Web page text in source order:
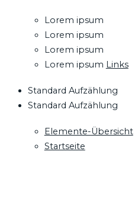
Lorem ipsum
Lorem ipsum
Lorem ipsum
Lorem ipsum Links
Standard Aufzählung
Standard Aufzählung
Elemente-Übersicht
Startseite